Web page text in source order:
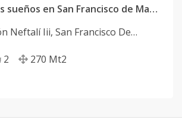
El hogar de tus sueños en San Francisco de Macorís
Neftalí Iii, San Francisco De
2 270 Mt2